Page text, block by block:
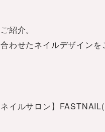
紹介。
わせたネイルデザイン
イルサロン】